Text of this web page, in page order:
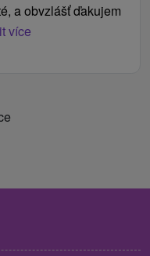
a obvzlášť ďakujem
více